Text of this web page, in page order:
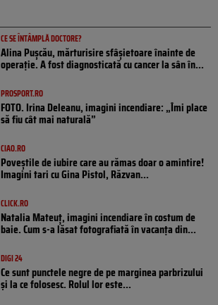
CE SE ÎNTÂMPLĂ DOCTORE?
Alina Pușcău, mărturisire sfâșietoare înainte de
operație. A fost diagnosticată cu cancer la sân în...
PROSPORT.RO
FOTO. Irina Deleanu, imagini incendiare: „Îmi place
să fiu cât mai naturală”
CIAO.RO
Poveştile de iubire care au rămas doar o amintire!
Imagini tari cu Gina Pistol, Răzvan...
CLICK.RO
Natalia Mateuț, imagini incendiare în costum de
baie. Cum s-a lăsat fotografiată în vacanța din...
DIGI 24
Ce sunt punctele negre de pe marginea parbrizului
și la ce folosesc. Rolul lor este...